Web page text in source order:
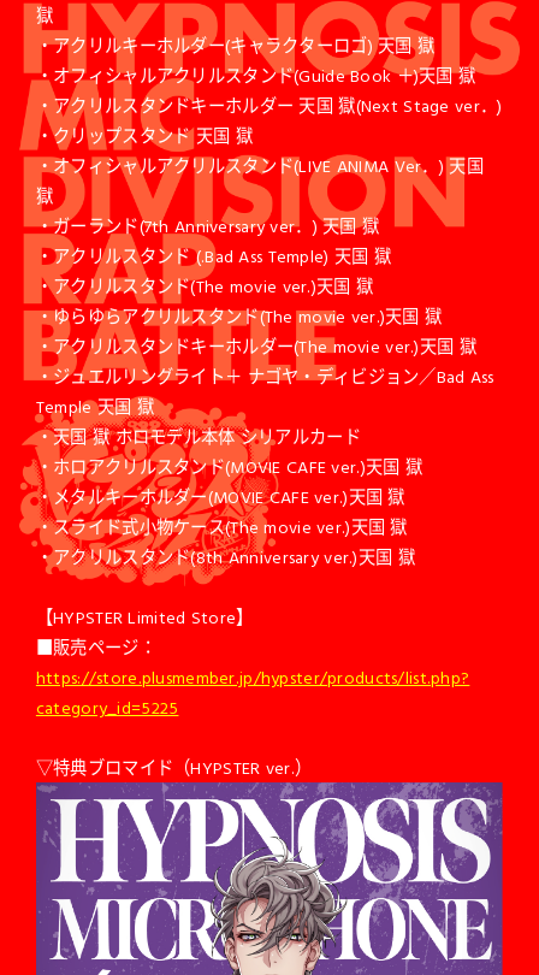
獄
・アクリルキーホルダー(キャラクターロゴ) 天国 獄
・オフィシャルアクリルスタンド(Guide Book ＋)天国 獄
・アクリルスタンドキーホルダー 天国 獄(Next Stage ver．)
・クリップスタンド 天国 獄
・オフィシャルアクリルスタンド(LIVE ANIMA Ver．) 天国
獄
・ガーランド(7th Anniversary ver．) 天国 獄
・アクリルスタンド (.Bad Ass Temple) 天国 獄
・アクリルスタンド(The movie ver.)天国 獄
・ゆらゆらアクリルスタンド(The movie ver.)天国 獄
・アクリルスタンドキーホルダー(The movie ver.)天国 獄
・ジュエルリングライト＋ ナゴヤ・ディビジョン／Bad Ass
Temple 天国 獄
・天国 獄 ホロモデル本体 シリアルカード
・ホロアクリルスタンド(MOVIE CAFE ver.)天国 獄
・メタルキーホルダー(MOVIE CAFE ver.)天国 獄
・スライド式小物ケース(The movie ver.)天国 獄
・アクリルスタンド(8th Anniversary ver.)天国 獄
【HYPSTER Limited Store】
■販売ページ：
https://store.plusmember.jp/hypster/products/list.php?
category_id=5225
▽特典ブロマイド（HYPSTER ver.）